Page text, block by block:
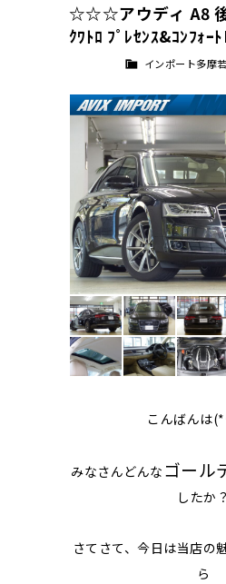
☆☆☆アウディ A8
ｸﾜﾄﾛ ﾌﾟﾚｾﾝｽ&ｺﾝﾌ
インポート多摩
こんばんは
みなさんどんな ゴール
したか？
さてさて、今日は当店の
ら